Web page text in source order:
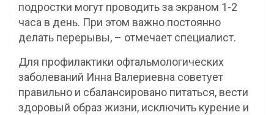
подростки могут проводить за экраном 1-2
часа в день. При этом важно постоянно
делать перерывы, – отмечает специалист.
Для профилактики офтальмологических
заболеваний Инна Валериевна советует
правильно и сбалансировано питаться, вести
здоровый образ жизни, исключить курение и